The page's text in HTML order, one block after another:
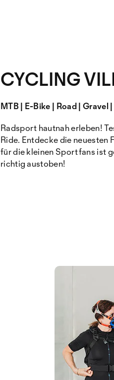
CYCLING
MTB | E-Bike | Road | Gravel
Radsport hautnah erleben!
Ride. Entdecke die neuesten
für die kleinen Sportfans ist
richtig austoben!